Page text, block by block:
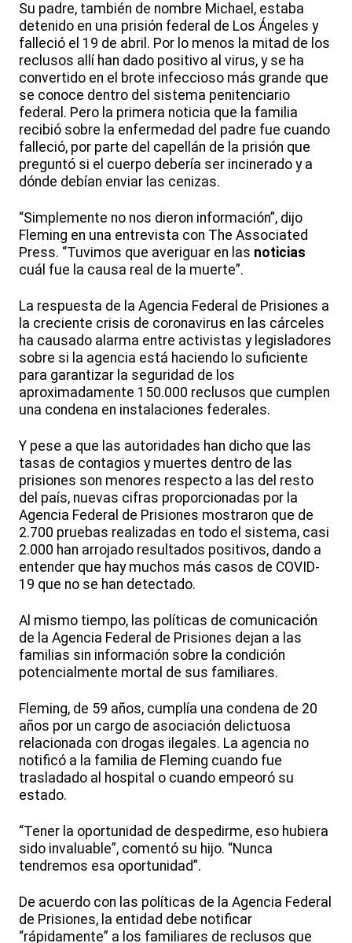
Su padre, también de nombre Michael, estaba
detenido en una prisión federal de Los Ángeles y
falleció el 19 de abril. Por lo menos la mitad de los
reclusos allí han dado positivo al virus, y se ha
convertido en el brote infeccioso más grande que
se conoce dentro del sistema penitenciario
federal. Pero la primera noticia que la familia
recibió sobre la enfermedad del padre fue cuando
falleció, por parte del capellán de la prisión que
preguntó si el cuerpo debería ser incinerado y a
dónde debían enviar las cenizas.
“Simplemente no nos dieron información”, dijo
Fleming en una entrevista con The Associated
Press. “Tuvimos que averiguar en las noticias
cuál fue la causa real de la muerte”.
La respuesta de la Agencia Federal de Prisiones a
la creciente crisis de coronavirus en las cárceles
ha causado alarma entre activistas y legisladores
sobre si la agencia está haciendo lo suficiente
para garantizar la seguridad de los
aproximadamente 150.000 reclusos que cumplen
una condena en instalaciones federales.
Y pese a que las autoridades han dicho que las
tasas de contagios y muertes dentro de las
prisiones son menores respecto a las del resto
del país, nuevas cifras proporcionadas por la
Agencia Federal de Prisiones mostraron que de
2.700 pruebas realizadas en todo el sistema, casi
2.000 han arrojado resultados positivos, dando a
entender que hay muchos más casos de COVID-
19 que no se han detectado.
Al mismo tiempo, las políticas de comunicación
de la Agencia Federal de Prisiones dejan a las
familias sin información sobre la condición
potencialmente mortal de sus familiares.
Fleming, de 59 años, cumplía una condena de 20
años por un cargo de asociación delictuosa
relacionada con drogas ilegales. La agencia no
notificó a la familia de Fleming cuando fue
trasladado al hospital o cuando empeoró su
estado.
“Tener la oportunidad de despedirme, eso hubiera
sido invaluable”, comentó su hijo. “Nunca
tendremos esa oportunidad”.
De acuerdo con las políticas de la Agencia Federal
de Prisiones, la entidad debe notificar
“rápidamente” a los familiares de reclusos que